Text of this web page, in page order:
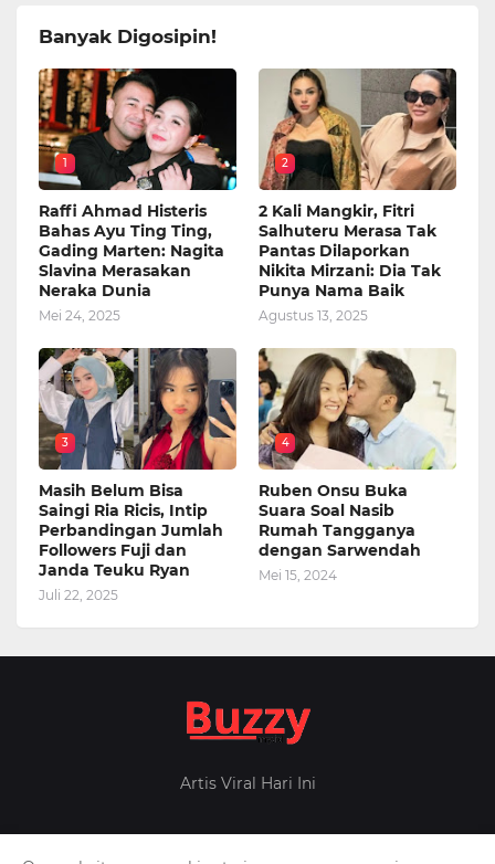
Banyak Digosipin!
1
Raffi Ahmad Histeris
Bahas Ayu Ting Ting,
Gading Marten: Nagita
Slavina Merasakan
Neraka Dunia
Mei 24, 2025
2
2 Kali Mangkir, Fitri
Salhuteru Merasa Tak
Pantas Dilaporkan
Nikita Mirzani: Dia Tak
Punya Nama Baik
Agustus 13, 2025
3
Masih Belum Bisa
Saingi Ria Ricis, Intip
Perbandingan Jumlah
Followers Fuji dan
Janda Teuku Ryan
Juli 22, 2025
4
Ruben Onsu Buka
Suara Soal Nasib
Rumah Tangganya
dengan Sarwendah
Mei 15, 2024
Artis Viral Hari Ini